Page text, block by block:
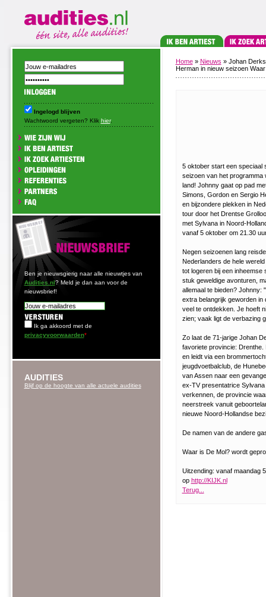
Ingelogd blijven
Wachtwoord vergeten? Klik hier.
Ben je nieuwsgierig naar alle nieuwtjes van
Audities.nl? Meld je dan aan voor de
nieuwsbrief!
Ik ga akkoord met de
privacyvoorwaarden*
AUDITIES
Blijf op de hoogte van alle actuele audities
Home » Nieuws » Johan
Herman in nieuw seizoen
5 oktober start een speciaal
seizoen van het programma
land! Johnny gaat op pad
Simons, Gordon en Sergio
en bijzondere plekken in
tour door het Drentse
met Sylvana in Noord-
vanaf 5 oktober om 21.30
Negen seizoenen lang
Nederlanders de hele
tot logeren bij een inheemse
stuk geweldige avonturen,
allemaal te bieden? Johnny:
extra belangrijk geworden
veel te ontdekken. Je hoeft
zien; vaak ligt de verbazing
Zo laat de 71-jarige Johan
favoriete provincie:
en leidt via een
jeugdvoetbalclub, de
van Assen naar een
ex-TV presentatrice
verkennen, de provincie
neerstreek vanuit
nieuwe Noord-Hollandse
De namen van de andere
Waar is De Mol? wordt
Uitzending: vanaf maandag
op http://KIJK.nl
Terug...